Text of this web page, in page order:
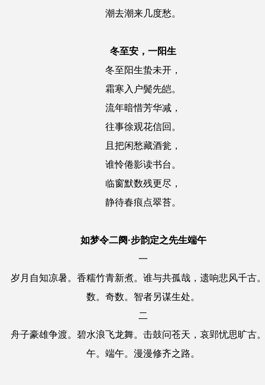
潮去潮来几度愁。
冬至安，一阳生
冬至阳生蛰未开，
霜寒入户鬓先皑。
流年暗惜芳华减，
往事徐观花信回。
且把闲愁藏酒瓮，
谁怜倦影读书台。
临窗默数残更尽，
静待春痕点翠苔。
如梦令二阕·步韵定之先生端午
一
岁月自知凉暑。香糯竹青新煮。谁与共孤哉，遗响悲风千古
数。奇数。智者另谋生处。
二
舟子豪雄争渡。碧水浪飞龙舞。击鼓问苍天，哀郢忧思旷古
午。端午。漫漫修齐之路。